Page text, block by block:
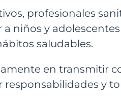
profesionales
a niños y
saludables.
en transmitir
responsabilidades y